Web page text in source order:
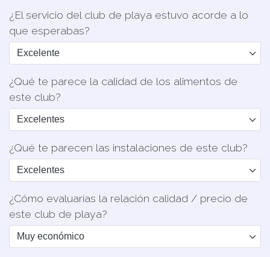
¿El servicio del club de playa estuvo acorde a lo
que esperabas?
¿Qué te parece la calidad de los alimentos de
este club?
¿Qué te parecen las instalaciones de este club?
¿Cómo evaluarías la relación calidad / precio de
este club de playa?